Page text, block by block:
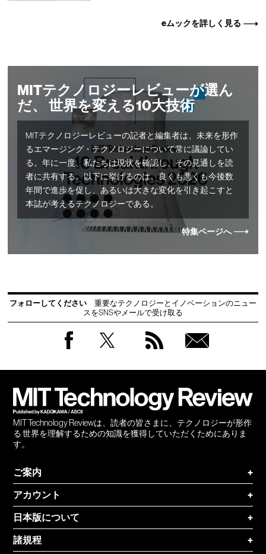
eムックを詳しく見る
MITテクノロジーレビューが選ん
だ、 世界を変える10大技術
MITテクノロジーレビューの記者と編集者は、未来を形作
るエマージング・テクノロジーについて常に議論してい
る。年に一度、私たちは現状を確認し、その見通しを読
者に共有する。以下に挙げるのは、良くも悪くも今後数
年間で進歩を促し、あるいは大きな変化を引き起こすと
本誌が考えるテクノロジーである。
特集ページへ
フォローしてください
重要なテクノロジーとイノベーションのニュー
スをSNSやメールで受け取る
MIT Technology Reviewは、読者の皆さまに、テクノロジーが形作
る 世界を理解するための知識を獲得していただくためにありま
す。
ご案内
+
アカウント
+
日本版について
+
諸規程
+